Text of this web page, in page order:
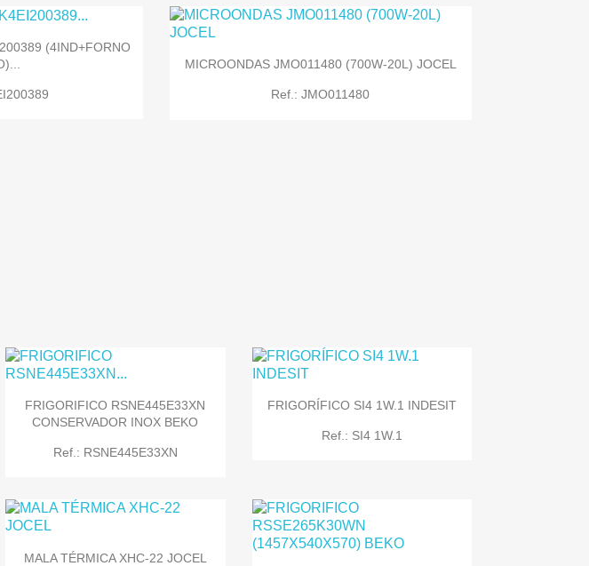
(4IND+FORNO
MICROONDAS JMO011480 (700W-20L) JOCEL
Ref.: JMO011480
FRIGORIFICO RSNE445E33XN
CONSERVADOR INOX BEKO
Ref.: RSNE445E33XN
FRIGORÍFICO SI4 1W.1 INDESIT
Ref.: SI4 1W.1
MALA TÉRMICA XHC-22 JOCEL